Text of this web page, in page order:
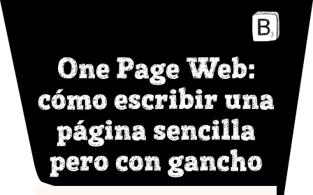
One Page Web:
cómo escribir una
página sencilla
pero con gancho